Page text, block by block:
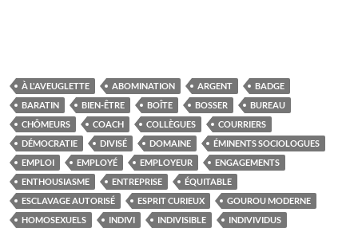
À L'AVEUGLETTE ABOMINATION ARGENT
BADGE
BARATIN
BIEN-ÊTRE BOÎTE BOSSER
BUREAU
CHÔMEURS
COACH COLLÈGUES
COURRIERS
DÉMOCRATIE
DIVISÉ DOMAINE
ÉMINENTS SOCIOLOGUES
EMPLOI
EMPLOYÉ EMPLOYEUR
ENGAGEMENTS
ENTHOUSIASME
ENTREPRISE
ÉQUITABLE
ESCLAVAGE AUTORISÉ
ESPRIT CURIEUX
GOUROU MODERNE
HOMOSEXUELS
INDIVI INDIVISIBLE INDIVIVIDUS